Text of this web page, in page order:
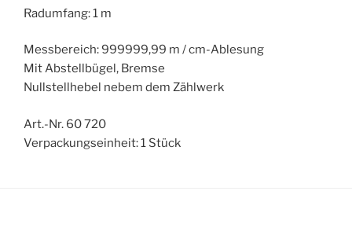
Radumfang: 1 m
Messbereich: 999999,99 m / cm-Ablesung
Mit Abstellbügel, Bremse
Nullstellhebel nebem dem Zählwerk
Art.-Nr. 60 720
Verpackungseinheit: 1 Stück